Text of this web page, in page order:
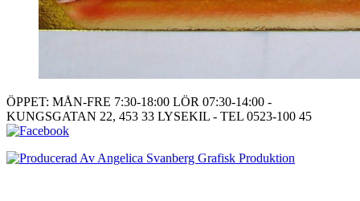
ÖPPET: MÅN-FRE 7:30-18:00 LÖR 07:30-14:00 -
KUNGSGATAN 22, 453 33 LYSEKIL - TEL 0523-100 45